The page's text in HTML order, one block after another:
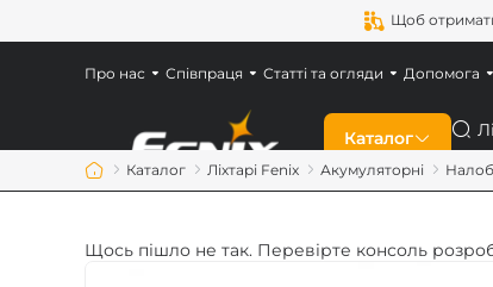
Щоб
Каталог
Про нас Співпраця Статті та огляди Допомога
Каталог Ліхтарі Fenix Акумуляторні
Щось пішло не так. Перевірте консоль